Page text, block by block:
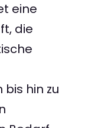
eine
die
hin zu